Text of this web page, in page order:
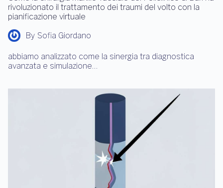
SALUTE MENTALE
rivoluzionato il trattamento dei traumi del volto con la
pianificazione virtuale
By Sofia Giordano
abbiamo analizzato come la sinergia tra diagnostica